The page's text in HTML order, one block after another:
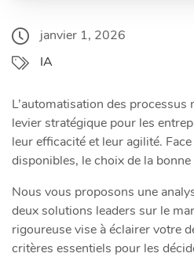
janvier 1, 2026
IA
L’automatisation des processus
levier stratégique pour les
leur efficacité et leur agilité.
disponibles, le choix de la
Nous vous proposons une
deux solutions leaders sur le
rigoureuse vise à éclairer votre
critères essentiels pour les